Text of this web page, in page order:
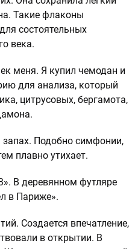
Такие флаконы
состоятельных
века.
меня. Я купил чемодан и
для анализа, который
цитрусовых, бергамота,
Подобно симфонии,
плавно утихает.
В деревянном футляре
в Париже».
Создается впечатление,
в открытии. В